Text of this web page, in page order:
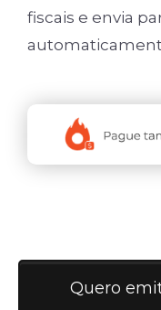
fiscais e envia
Quero